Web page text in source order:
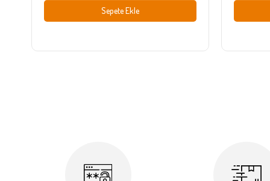
Sepete Ekle